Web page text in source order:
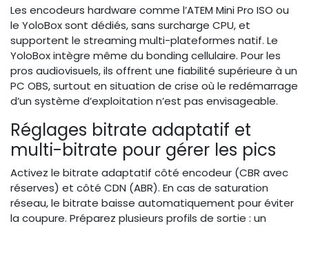
Les encodeurs hardware comme l’ATEM Mini Pro ISO ou
le YoloBox sont dédiés, sans surcharge CPU, et
supportent le streaming multi-plateformes natif. Le
YoloBox intègre même du bonding cellulaire. Pour les
pros audiovisuels, ils offrent une fiabilité supérieure à un
PC OBS, surtout en situation de crise où le redémarrage
d’un système d’exploitation n’est pas envisageable.
Réglages bitrate adaptatif et
multi-bitrate pour gérer les pics
Activez le bitrate adaptatif côté encodeur (CBR avec
réserves) et côté CDN (ABR). En cas de saturation
réseau, le bitrate baisse automatiquement pour éviter
la coupure. Préparez plusieurs profils de sortie : un